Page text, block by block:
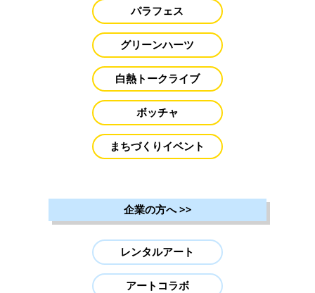
パラフェス
グリーンハーツ
白熱トークライブ
ボッチャ
まちづくりイベント
企業の方へ>>
レンタルアート
アートコラボ